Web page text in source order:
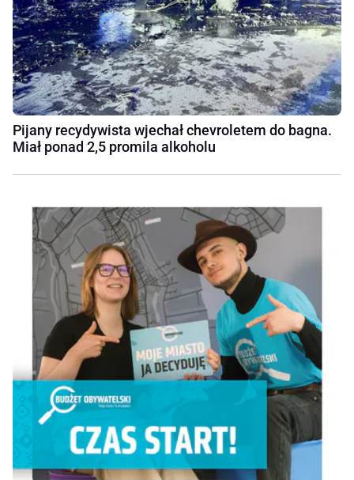
Pijany recydywista wjechał chevroletem do bagna.
Miał ponad 2,5 promila alkoholu